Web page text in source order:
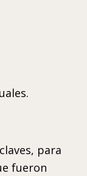
para
fueron